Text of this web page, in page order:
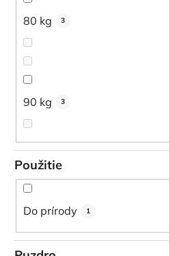
80 kg 3
90 kg 3
Použitie
Do prírody 1